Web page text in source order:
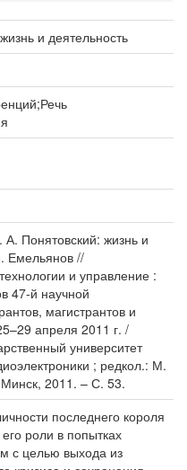
и деятельность
Понятовский: жизнь и
Емельянов //
и управление :
47-й научной
магистрантов и
апреля 2011 г. /
университет
; редкол.: М.
2011. – С. 53.
последнего короля
роли в попытках
с целью выхода из